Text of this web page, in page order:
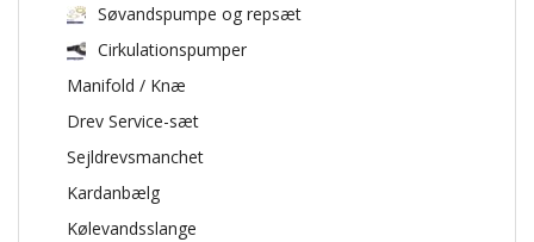
Søvandspumpe og repsæt
Cirkulationspumper
Manifold / Knæ
Drev Service-sæt
Sejldrevsmanchet
Kardanbælg
Kølevandsslange